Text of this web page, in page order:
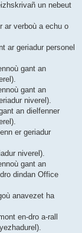
un nebeut
ar verboù a echu o
ar geriadur personel
gant an
gant an
niverel).
an dielfenner
er geriadur
niverel).
gant an
dindan Office
anavezet ha
en-dro a-rall